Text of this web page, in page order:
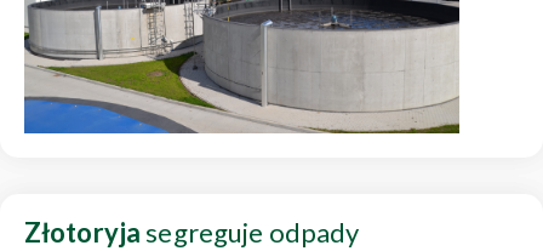
Złotoryjasegreguje odpady